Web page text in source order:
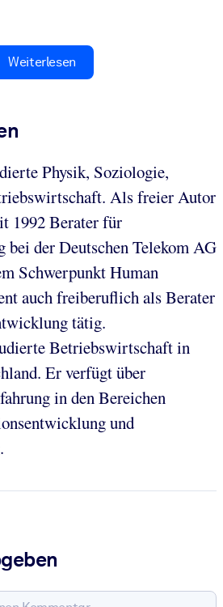
Weiterlesen
Physik, Soziologie,
Als freier Autor
1992 Berater für
bei der Deutschen Telekom AG
Schwerpunkt Human
auch freiberuflich als Berater
tätig.
Betriebswirtschaft in
Er verfügt über
in den Bereichen
und